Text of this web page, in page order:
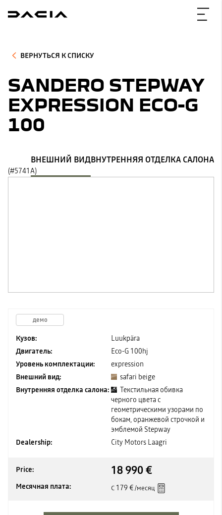
ВЕРНУТЬСЯ К СПИСКУ
SANDERO STEPWAY
EXPRESSION ECO-G
100
(#5741A)
ВНЕШНИЙ ВИДВНУТРЕННЯЯ ОТДЕЛКА САЛОНА
демо
Кузов:
Luukpära
Двигатель:
Eco-G 100hj
Уровень комплектации:
expression
Внешний вид:
safari beige
Внутренняя отделка салона:
Текстильная обивка
черного цвета с
геометрическими узорами по
бокам, оранжевой строчкой и
эмблемой Stepway
Dealership:
City Motors Laagri
Price: 18 990 €
Месячная плата: С 179 €/месяц